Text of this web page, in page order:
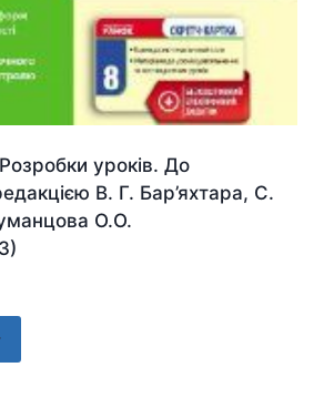
уроків. До
В. Г. Бар’яхтара, С.
О.О.